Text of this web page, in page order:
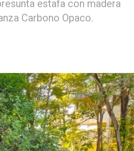
estafa con madera
Carbono Opaco.